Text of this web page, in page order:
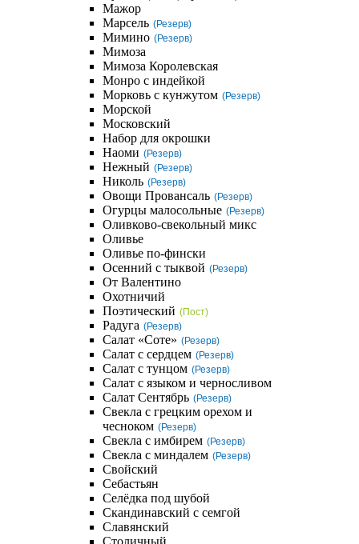
Мажор
Марсель (Резерв)
Мимино (Резерв)
Мимоза
Мимоза Королевская
Монро с индейкой
Морковь с кунжутом (Резерв)
Морской
Московский
Набор для окрошки
Наоми (Резерв)
Нежный (Резерв)
Николь (Резерв)
Овощи Провансаль (Резерв)
Огурцы малосольные (Резерв)
Оливково-свекольный микс
Оливье
Оливье по-фински
Осенний с тыквой (Резерв)
От Валентино
Охотничий
Поэтический (Пост)
Радуга (Резерв)
Салат «Соте» (Резерв)
Салат с сердцем (Резерв)
Салат с тунцом (Резерв)
Салат с языком и черносливом
Салат Сентябрь (Резерв)
Свекла с грецким орехом и
чесноком (Резерв)
Свекла с имбирем (Резерв)
Свекла с миндалем (Резерв)
Свойский
Себастьян
Селёдка под шубой
Скандинавский с семгой
Славянский
Столичный